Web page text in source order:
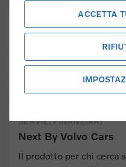
SERVIZI FINANZIARI
Next By Volvo Cars
Il prodotto per chi cerca
ACCETTA